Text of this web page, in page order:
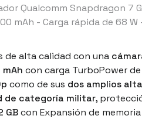
Qualcomm Snapdragon 7
mAh - Carga rápida de 68
alta calidad con una
con carga TurboPower
como de sus dos amplios
de categoría militar,
GBcon Expansión de